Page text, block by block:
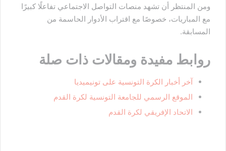
ومن المنتظر أن تشهد منصات التواصل الاجتماعي تفاعلًا كبيرًا
مع المباريات، خصوصًا مع اقتراب الأدوار الحاسمة من
المسابقة.
روابط مفيدة ومقالات ذات صلة
آخر أخبار الكرة التونسية على تونيميديا
الموقع الرسمي للجامعة التونسية لكرة القدم
الاتحاد الإفريقي لكرة القدم